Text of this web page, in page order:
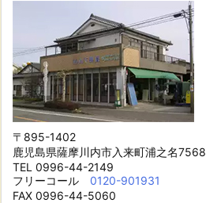
〒895-1402
鹿児島県薩摩川内市入来町浦之名7568
TEL 0996-44-2149
フリーコール 0120-901931
FAX 0996-44-5060